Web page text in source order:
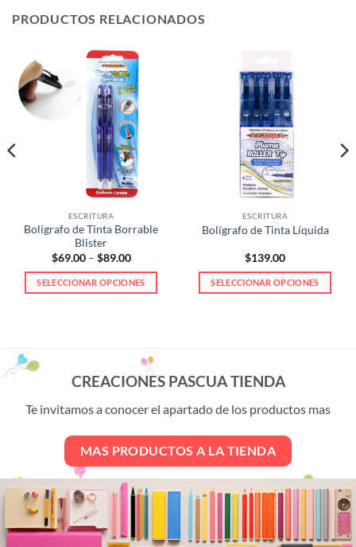
PRODUCTOS RELACIONADOS
ESCRITURA
Bolígrafo de Tinta Borrable
Blister
$69.00 – $89.00Price
$69.00
through
$89.00
SELECCIONAR OPCIONES
Las
se
pueden
elegir
en
página
de
producto
ESCRITURA
Bolígrafo de Tinta Líquida
$139.00
SELECCIONAR OPCIONES
Las
se
pueden
elegir
en
página
de
producto
CREACIONES PASCUA TIENDA
Te invitamos a conocer el apartado de los productos mas
MAS PRODUCTOS A LA TIENDA